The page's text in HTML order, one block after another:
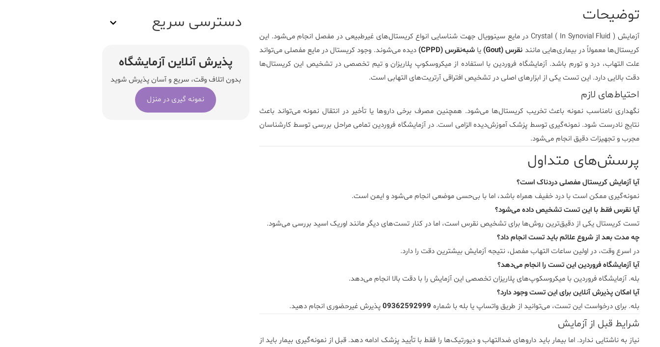
توضیحات
آزمایشCrystal ( In Synovial Fluid )
در مایع سینوویال جهت شناسایی انواع کریستال‌های غیرطبیعی در مفصل انجام می‌شود. این
کریستال‌ها معمولاً در بیماری‌هایی مانند نقرس (Gout) یا شبه‌نقرس (CPPD)
دیده می‌شوند. وجود کریستال در مایع مفصلی می‌تواند
علت التهاب، درد و تورم باشد. آزمایشگاه فروردینبا استفاده از میکروسکوپ پلاریزان و تیم تخصصی در تشخیص این کریستال‌ها
دقت بالایی دارد. این تست یکی از ابزارهای اصلی در تشخیص افتراقی آرتریت‌های التهابی است.
احتیاط‌های لازم
نگهداری نامناسب نمونه باعث تخریب کریستال‌ها می‌شود. همچنین مصرف برخی داروها یا تأخیر در انتقال نمونه می‌تواند باعث
نتایج نادرست شود. نمونه‌گیری توسط پزشک آموزش‌دیده الزامی است. در آزمایشگاه فروردین تمامی مراحل بررسی توسط کارشناسان
مجرب و تجهیزات دقیق انجام می‌شود.
پرسش‌های متداول
آیا آزمایش کریستال مفصلی دردناک است؟
نمونه‌گیری ممکن است با درد خفیف همراه باشد، اما با بی‌حسی موضعی انجام می‌شود و ایمن است.
آیا نقرس فقط با این تست تشخیص داده می‌شود؟
تست کریستال یکی از دقیق‌ترین روش‌ها برای تشخیص نقرس است، اما در کنار تست‌های دیگر مانند اوریک اسید بررسی می‌شود.
چه مدت بعد از شروع علائم باید تست انجام داد؟
در اسرع وقت، در اولین ساعات التهاب مفصل، نتیجه آزمایش بیشترین دقت را دارد.
آیا آزمایشگاه فروردین این تست را انجام می‌دهد؟
بله. آزمایشگاه فروردین با میکروسکوپ‌های پلاریزان تخصصی این آزمایش را با دقت بالا انجام می‌دهد.
آیا امکان پذیرش آنلاین برای این تست وجود دارد؟
بله. برای درخواست این تست، می‌توانید از طریق واتساپ یا بله با شماره 09362592999پذیرش غیرحضوری انجام دهید.
شرایط قبل از آزمایش
نیاز به ناشتایی ندارد. اما بیمار باید داروهای ضدالتهاب و دیورتیک‌ها را فقط با تأیید پزشک ادامه دهد. قبل از نمونه‌گیری بیمار باید از
دسترسی سریع
پذیرش آنلاین آزمایشگاه
بدون اتلاف وقت، سریع و آسان پذیرش شوید
نمونه گیری در منزل